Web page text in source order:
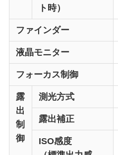
ト時）
ファインダー
液晶モニター
フォーカス制御
露
出
制
御
測光方式
露出補正
ISO感度